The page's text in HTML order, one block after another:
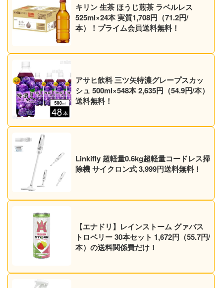
キリン 生茶 ほうじ煎茶 ラベルレス
525ml×24本 実質1,708円（71.2円/
本）！プライム会員送料無料！
アサヒ飲料 三ツ矢特濃グレープスカッ
シュ 500ml×548本 2,635円（54.9円/本）
送料無料！
Linkifly 超軽量0.6kg超軽量コードレス掃
除機 サイクロン式 3,999円送料無料！
【エナドリ】レインストーム グァバス
トロベリー 30本セット 1,672円（55.7円/
本）の送料関係費だけ！